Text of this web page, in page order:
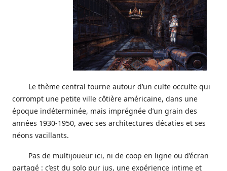
Le thème central tourne autour d’un culte occulte qui
corrompt une petite ville côtière américaine, dans une
époque indéterminée, mais imprégnée d’un grain des
années 1930-1950, avec ses architectures décaties et ses
néons vacillants.
Pas de multijoueur ici, ni de coop en ligne ou d’écran
partagé : c’est du solo pur jus, une expérience intime et